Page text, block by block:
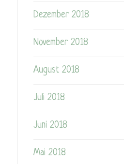
Dezember 2018
November 2018
August 2018
Juli 2018
Juni 2018
Mai 2018